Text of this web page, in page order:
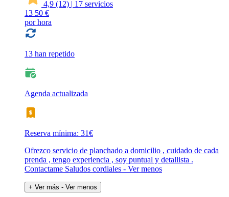
4,9 (12) | 17 servicios
13 50 €
por hora
13 han repetido
Agenda actualizada
Reserva mínima: 31€
Ofrezco servicio de planchado a domicilio , cuidado de cada
prenda , tengo experiencia , soy puntual y detallista .
Contactame Saludos cordiales - Ver menos
+ Ver más - Ver menos